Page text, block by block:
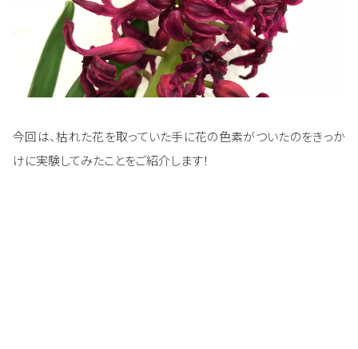
今回は、枯れた花を取っていた手に花の色素がついたのをきっか
けに実験してみたことをご紹介します！